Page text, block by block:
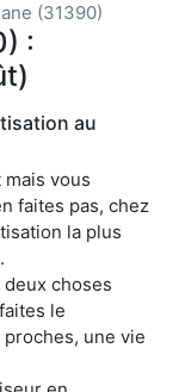
(31390)
:
au
vous
faites pas, chez
la plus
choses
le
une vie